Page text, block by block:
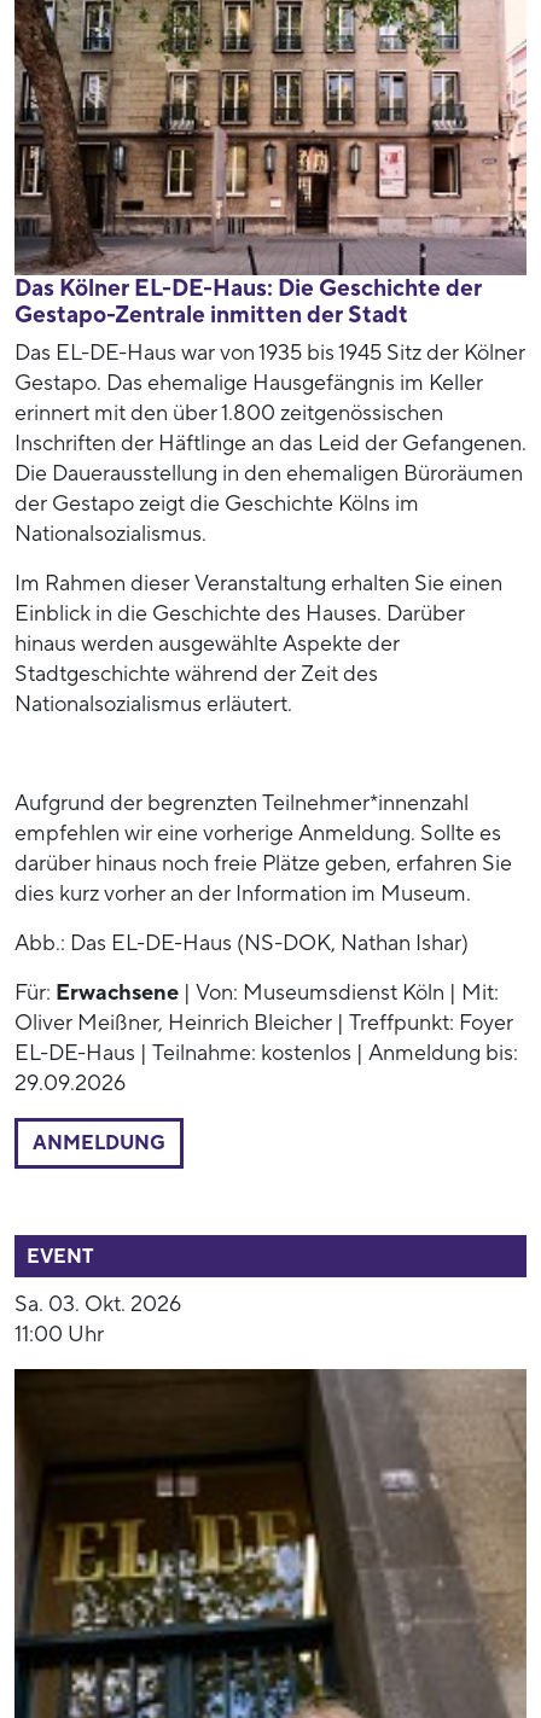
Das Kölner EL-DE-Haus: Die Geschichte der
Gestapo-Zentrale inmitten der Stadt
Das EL-DE-Haus war von 1935 bis 1945 Sitz der Kölner
Gestapo. Das ehemalige Hausgefängnis im Keller
erinnert mit den über 1.800 zeitgenössischen
Inschriften der Häftlinge an das Leid der Gefangenen.
Die Dauerausstellung in den ehemaligen Büroräumen
der Gestapo zeigt die Geschichte Kölns im
Nationalsozialismus.
Im Rahmen dieser Veranstaltung erhalten Sie einen
Einblick in die Geschichte des Hauses. Darüber
hinaus werden ausgewählte Aspekte der
Stadtgeschichte während der Zeit des
Nationalsozialismus erläutert.
Aufgrund der begrenzten Teilnehmer*innenzahl
empfehlen wir eine vorherige Anmeldung. Sollte es
darüber hinaus noch freie Plätze geben, erfahren Sie
dies kurz vorher an der Information im Museum.
Abb.: Das EL-DE-Haus (NS-DOK, Nathan Ishar)
Für: Erwachsene | Von: Museumsdienst Köln | Mit:
Oliver Meißner, Heinrich Bleicher | Treffpunkt: Foyer
EL-DE-Haus | Teilnahme: kostenlos | Anmeldung bis:
29.09.2026
ANMELDUNG
EVENT
Sa. 03. Okt. 2026
11:00 Uhr